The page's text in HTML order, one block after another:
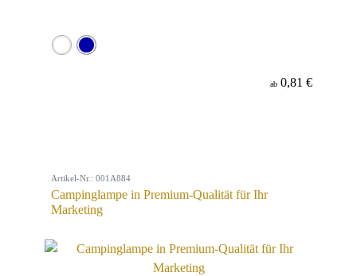
ab 0,81 €
Artikel-Nr.: 001A884
Campinglampe in Premium-Qualität für Ihr
Marketing